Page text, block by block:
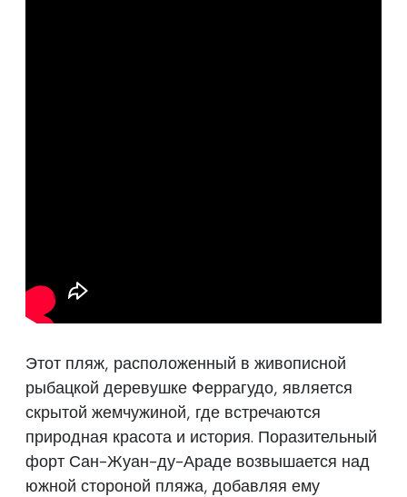
Этот пляж, расположенный в живописной
рыбацкой деревушке Феррагудо, является
скрытой жемчужиной, где встречаются
природная красота и история. Поразительный
форт Сан-Жуан-ду-Араде возвышается над
южной стороной пляжа, добавляя ему